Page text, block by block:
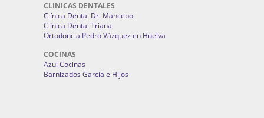
CLINICAS DENTALES
Clínica Dental Dr. Mancebo
Clínica Dental Triana
Ortodoncia Pedro Vázquez en Huelva
COCINAS
Azul Cocinas
Barnizados García e Hijos